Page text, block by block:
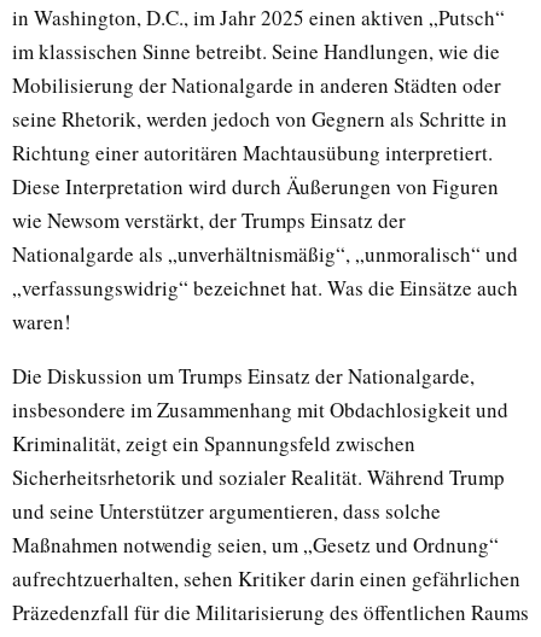
in Washington, D.C., im Jahr 2025 einen aktiven „Putsch“
im klassischen Sinne betreibt. Seine Handlungen, wie die
Mobilisierung der Nationalgarde in anderen Städten oder
seine Rhetorik, werden jedoch von Gegnern als Schritte in
Richtung einer autoritären Machtausübung interpretiert.
Diese Interpretation wird durch Äußerungen von Figuren
wie Newsom verstärkt, der Trumps Einsatz der
Nationalgarde als „unverhältnismäßig“, „unmoralisch“ und
„verfassungswidrig“ bezeichnet hat. Was die Einsätze auch
waren!
Die Diskussion um Trumps Einsatz der Nationalgarde,
insbesondere im Zusammenhang mit Obdachlosigkeit und
Kriminalität, zeigt ein Spannungsfeld zwischen
Sicherheitsrhetorik und sozialer Realität. Während Trump
und seine Unterstützer argumentieren, dass solche
Maßnahmen notwendig seien, um „Gesetz und Ordnung“
aufrechtzuerhalten, sehen Kritiker darin einen gefährlichen
Präzedenzfall für die Militarisierung des öffentlichen Raums